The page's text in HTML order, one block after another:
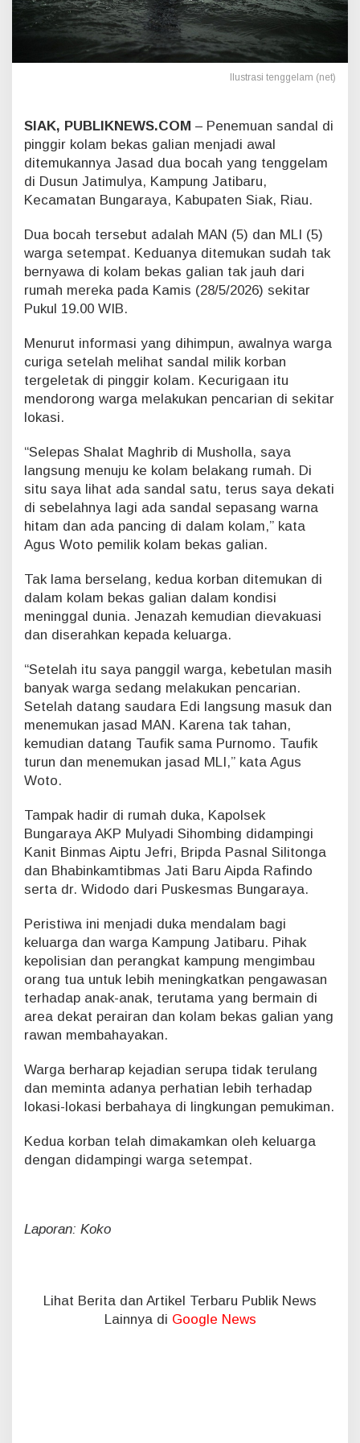
j
u
k
D
u
k
a
n
y
J
a
s
d
D
a
B
o
c
a
J
a
t
i
b
a
u
i
a
k
Ilustrasi tenggelam (net)
SIAK, PUBLIKNEWS.COM – Penemuan sandal di
pinggir kolam bekas galian menjadi awal
ditemukannya Jasad dua bocah yang tenggelam
di Dusun Jatimulya, Kampung Jatibaru,
Kecamatan Bungaraya, Kabupaten Siak, Riau.
Dua bocah tersebut adalah MAN (5) dan MLI (5)
warga setempat. Keduanya ditemukan sudah tak
bernyawa di kolam bekas galian tak jauh dari
rumah mereka pada Kamis (28/5/2026) sekitar
Pukul 19.00 WIB.
Menurut informasi yang dihimpun, awalnya warga
curiga setelah melihat sandal milik korban
tergeletak di pinggir kolam. Kecurigaan itu
mendorong warga melakukan pencarian di sekitar
lokasi.
“Selepas Shalat Maghrib di Musholla, saya
langsung menuju ke kolam belakang rumah. Di
situ saya lihat ada sandal satu, terus saya dekati
di sebelahnya lagi ada sandal sepasang warna
hitam dan ada pancing di dalam kolam,” kata
Agus Woto pemilik kolam bekas galian.
Tak lama berselang, kedua korban ditemukan di
dalam kolam bekas galian dalam kondisi
meninggal dunia. Jenazah kemudian dievakuasi
dan diserahkan kepada keluarga.
“Setelah itu saya panggil warga, kebetulan masih
banyak warga sedang melakukan pencarian.
Setelah datang saudara Edi langsung masuk dan
menemukan jasad MAN. Karena tak tahan,
kemudian datang Taufik sama Purnomo. Taufik
turun dan menemukan jasad MLI,” kata Agus
Woto.
Tampak hadir di rumah duka, Kapolsek
Bungaraya AKP Mulyadi Sihombing didampingi
Kanit Binmas Aiptu Jefri, Bripda Pasnal Silitonga
dan Bhabinkamtibmas Jati Baru Aipda Rafindo
serta dr. Widodo dari Puskesmas Bungaraya.
Peristiwa ini menjadi duka mendalam bagi
keluarga dan warga Kampung Jatibaru. Pihak
kepolisian dan perangkat kampung mengimbau
orang tua untuk lebih meningkatkan pengawasan
terhadap anak-anak, terutama yang bermain di
area dekat perairan dan kolam bekas galian yang
rawan membahayakan.
Warga berharap kejadian serupa tidak terulang
dan meminta adanya perhatian lebih terhadap
lokasi-lokasi berbahaya di lingkungan pemukiman.
Kedua korban telah dimakamkan oleh keluarga
dengan didampingi warga setempat.
Laporan: Koko
Lihat Berita dan Artikel Terbaru Publik News
Lainnya di Google News